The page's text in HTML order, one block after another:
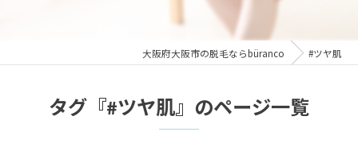
大阪府大阪市の脱毛ならbüranco #ツヤ肌
タグ『#ツヤ肌』のページ一覧